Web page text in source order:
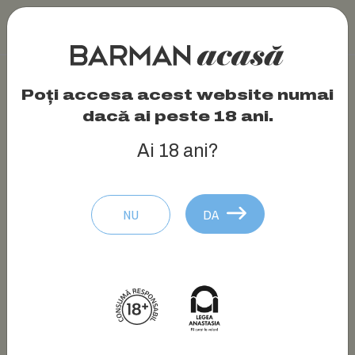
Poți accesa acest website numai
dacă ai peste 18 ani.
Ai 18 ani?
NU DA